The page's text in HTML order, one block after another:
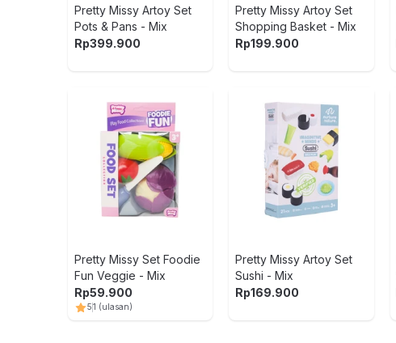
Pretty Missy Artoy Set
Pots & Pans - Mix
Rp399.900
Pretty Missy Artoy Set
Shopping Basket - Mix
Rp199.900
Pretty Missy Set Foodie
Fun Veggie - Mix
Rp59.900
51 (ulasan)
Pretty Missy Artoy Set
Sushi - Mix
Rp169.900